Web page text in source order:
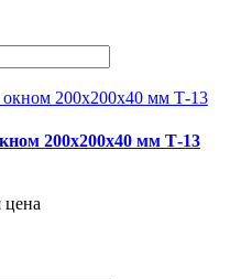
200х200х40 мм Т-13
цена